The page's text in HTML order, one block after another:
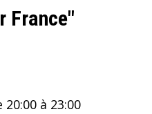
France"
à 23:00